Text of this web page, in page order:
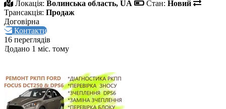
Локація: Волинська область, UA Стан: Новий
Трансакція: Продаж
Договірна
Контакти
16 переглядів
Додано 1 міс. тому